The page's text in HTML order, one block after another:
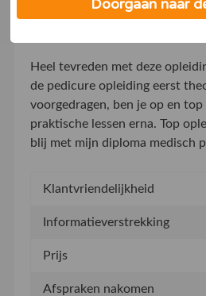
afgerond
Heel tevreden met deze
de pedicure opleiding eerst
voorgedragen, ben je op en
praktische lessen erna. Top
blij met mijn diploma medisch
Klantvriendelijkheid
Informatieverstrekking
Prijs
Afspraken nakomen
Doorgaan naar